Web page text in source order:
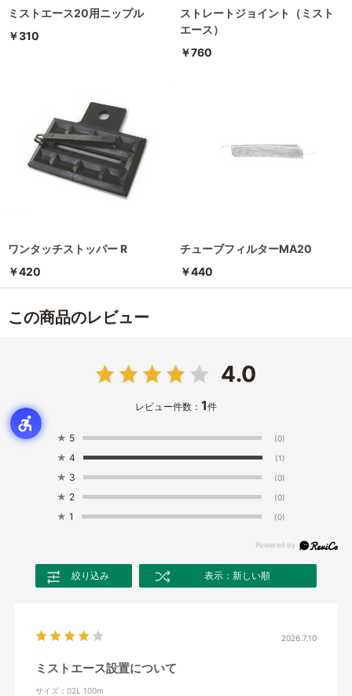
ミストエース20用ニップル
￥310
ストレートジョイント（ミスト
エース）
￥760
ワンタッチストッパー R
￥420
チューブフィルターMA20
￥440
この商品のレビュー
4.0
レビュー件数： 1件
★ 5 (0)
★ 4 (1)
★ 3 (0)
★ 2 (0)
★ 1 (0)
絞り込み 表示：新しい順
2026.7.10
ミストエース設置について
サイズ：02L 100m